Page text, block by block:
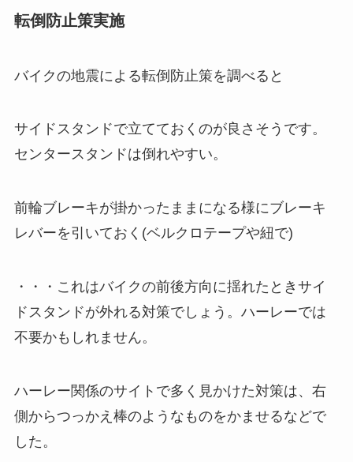
転倒防止策実施
バイクの地震による転倒防止策を調べると
サイドスタンドで立てておくのが良さそうです。
センタースタンドは倒れやすい。
前輪ブレーキが掛かったままになる様にブレーキ
レバーを引いておく(ベルクロテープや紐で)
・・・これはバイクの前後方向に揺れたときサイ
ドスタンドが外れる対策でしょう。ハーレーでは
不要かもしれません。
ハーレー関係のサイトで多く見かけた対策は、右
側からつっかえ棒のようなものをかませるなどで
した。